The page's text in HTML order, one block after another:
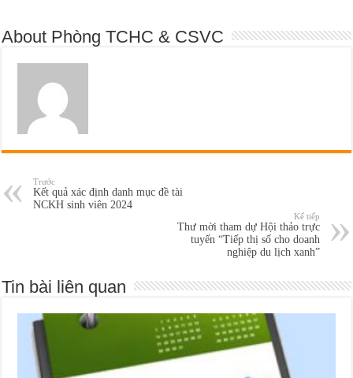
About Phòng TCHC & CSVC
Trước
Kết quả xác định danh mục đề tài
NCKH sinh viên 2024
Kế tiếp
Thư mời tham dự Hội thảo trực
tuyến “Tiếp thị số cho doanh
nghiệp du lịch xanh”
Tin bài liên quan